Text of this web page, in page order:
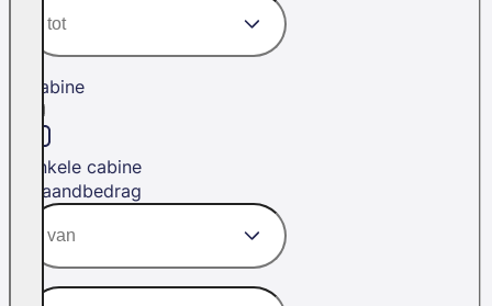
Cabine
Enkele cabine
Maandbedrag